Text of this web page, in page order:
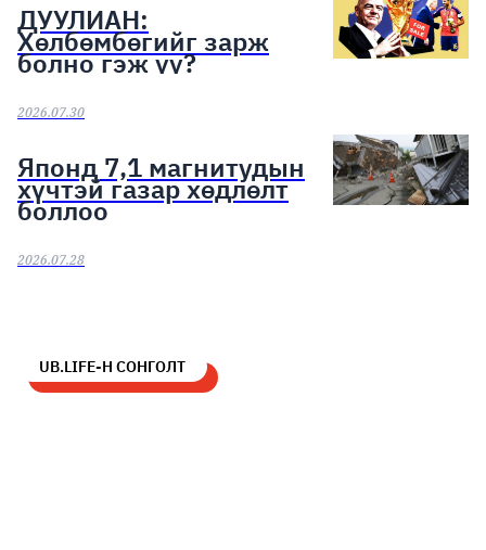
ДУУЛИАН:
Хөлбөмбөгийг зарж
болно гэж үү?
2026.07.30
Японд 7,1 магнитудын
хүчтэй газар хөдлөлт
боллоо
2026.07.28
UB.LIFE-Н СОНГОЛТ